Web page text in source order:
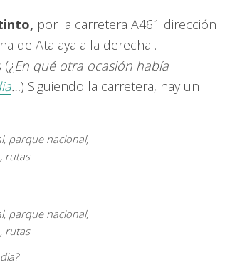
por la carretera A461 dirección
de Atalaya a la derecha…
En qué otra ocasión había
…) Siguiendo la carretera, hay un